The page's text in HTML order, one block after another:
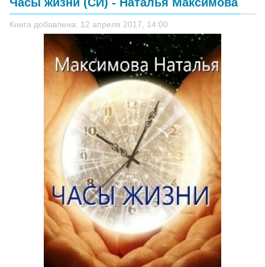
Книга добавлена: 12 апреля 2017, 14:00